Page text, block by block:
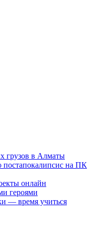
грузов в Алматы
постапокалипсис на ПК
онлайн
героями
— время учиться